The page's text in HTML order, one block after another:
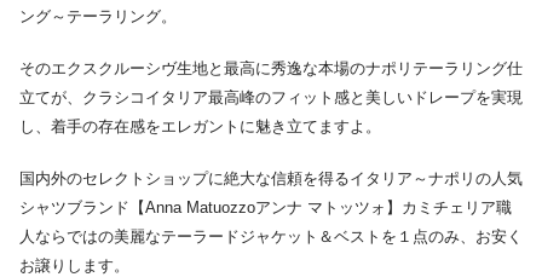
ング～テーラリング。
そのエクスクルーシヴ生地と最高に秀逸な本場のナポリテーラリング仕
立てが、クラシコイタリア最高峰のフィット感と美しいドレープを実現
し、着手の存在感をエレガントに魅き立てますよ。
国内外のセレクトショップに絶大な信頼を得るイタリア～ナポリの人気
シャツブランド【Anna Matuozzoアンナ マトッツォ】カミチェリア職
人ならではの美麗なテーラードジャケット＆ベストを１点のみ、お安く
お譲りします。